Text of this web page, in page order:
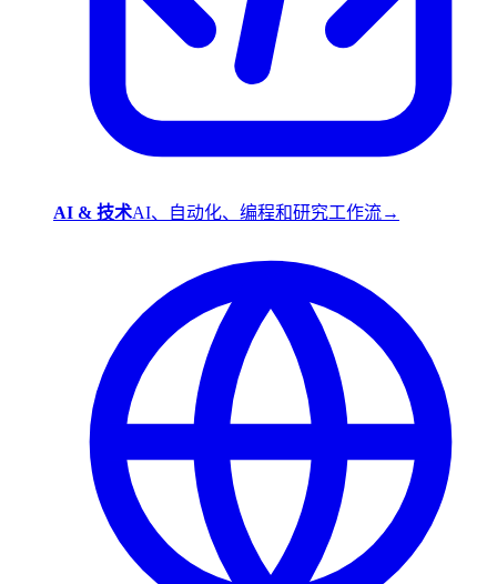
AI & 技术AI、自动化、编程和研究工作流→